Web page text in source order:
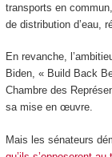
transports en
de distribution d’eau,
En revanche,
Biden, « Build Back
Chambre des
sa mise en œuvre.
Mais les sénateurs